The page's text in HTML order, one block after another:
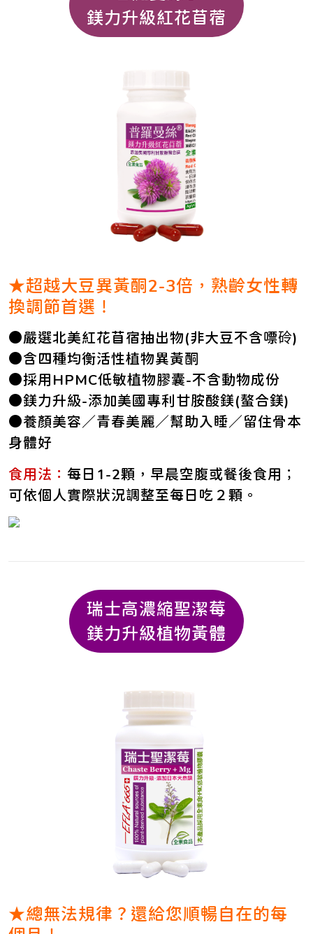
鎂力升級紅花苜蓿
★超越大豆異黃酮2-3倍，熟齡女性轉
換調節首選！
●嚴選北美紅花苜宿抽出物(非大豆不含嘌砱)
●含四種均衡活性植物異黃酮
●採用HPMC低敏植物膠囊-不含動物成份
●鎂力升級-添加美國專利甘胺酸鎂(螯合鎂)
●養顏美容／青春美麗／幫助入睡／留住骨本
身體好
食用法： 每日1-2顆，早晨空腹或餐後食用；
可依個人實際狀況調整至每日吃２顆。
瑞士高濃縮聖潔莓
鎂力升級植物黃體
★總無法規律？還給您順暢自在的每